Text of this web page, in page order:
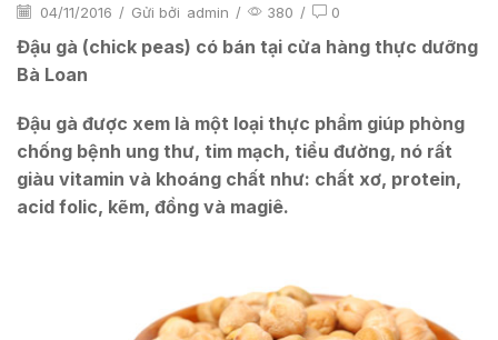
04/11/2016 / Gửi bởi admin / 380 / 0
Đậu gà (chick peas) có bán tại cửa hàng thực dưỡng
Bà Loan
Đậu gà được xem là một loại thực phẩm giúp phòng
chống bệnh ung thư, tim mạch, tiểu đường, nó rất
giàu vitamin và khoáng chất như: chất xơ, protein,
acid folic, kẽm, đồng và magiê.